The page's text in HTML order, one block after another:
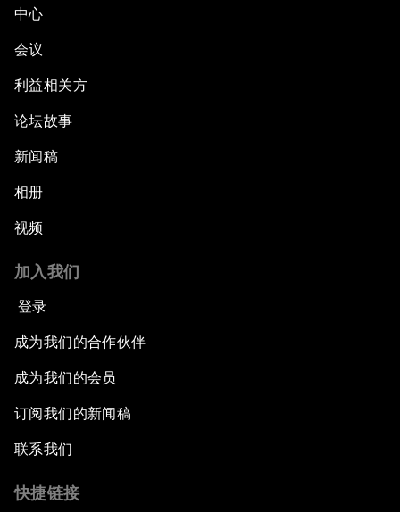
中心
会议
利益相关方
论坛故事
新闻稿
相册
视频
加入我们
登录
成为我们的合作伙伴
成为我们的会员
订阅我们的新闻稿
联系我们
快捷链接